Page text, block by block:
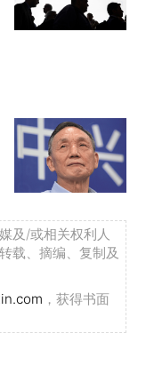
及/或相关权利人
载、摘编、复制及
，获得书面